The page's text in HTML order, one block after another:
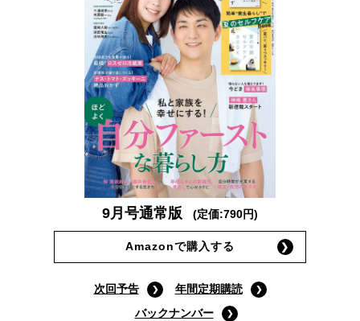
9月号通常版 (定価:790円)
Amazonで購入する
次回予告
年間定期購読
バックナンバー